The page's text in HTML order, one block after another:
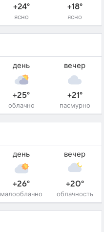
+24°
ясно
+18°
ясно
день
+25°
облачно
вечер
+21°
пасмурно
день
+26°
малооблачно
вечер
+20°
облачность